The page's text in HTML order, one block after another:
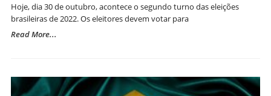
Hoje, dia 30 de outubro, acontece o segundo turno das eleições
brasileiras de 2022. Os eleitores devem votar para
Read More...